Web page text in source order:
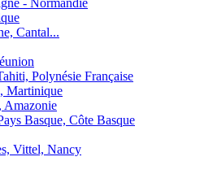
- Normandie
Cantal...
Polynésie Française
Martinique
Amazonie
Basque, Côte Basque
Vittel, Nancy